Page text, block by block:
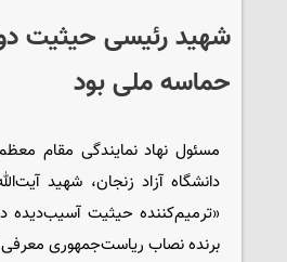
شهید رئیسی حیثیت
حماسه ملی بود
مسئول نهاد نمایندگی مقام
دانشگاه آزاد زنجان، شهید
«ترمیم‌کننده حیثیت آسیب‌دیده
برنده نصاب ریاست‌جمهوری